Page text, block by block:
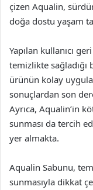
çizen Aqualin,
doğa dostu yaşam
Yapılan kullanıcı
temizlikte sağladığı
ürünün kolay
sonuçlardan son
Ayrıca, Aqualin’in
sunması da tercih
yer almakta.
Aqualin Sabunu,
sunmasıyla dikkat